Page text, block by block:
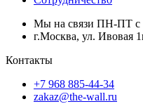
Мы на связи ПН-ПТ с
г.Москва, ул. Ивовая
Контакты
+7 968 885-44-34
zakaz@the-wall.ru